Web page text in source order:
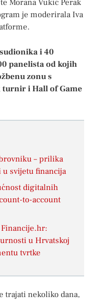
Morana Vukić Perak
je moderirala Iva
i 40
panelista od kojih
zonu s
i Hall of Game
– prilika
svijetu financija
digitalnih
to-account
u Hrvatskoj
tvrtke
trajati nekoliko dana,